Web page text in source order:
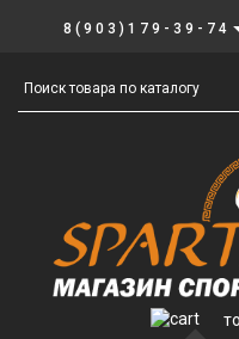
8(903)179-39-74